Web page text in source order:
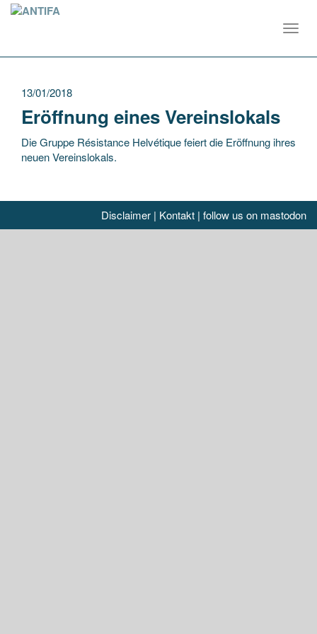
13/01/2018
Eröffnung eines Vereinslokals
Die Gruppe Résistance Helvétique feiert die Eröffnung ihres
neuen Vereinslokals.
Disclaimer | Kontakt | follow us on mastodon